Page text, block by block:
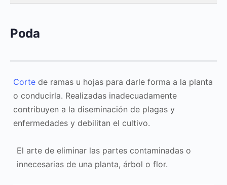
Poda
Corte de ramas u hojas para darle forma a la planta
o conducirla. Realizadas inadecuadamente
contribuyen a la diseminación de plagas y
enfermedades y debilitan el cultivo.
El arte de eliminar las partes contaminadas o
innecesarias de una planta, árbol o flor.